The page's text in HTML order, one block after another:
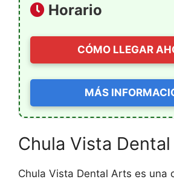
Horario
CÓMO LLEGAR
MÁS
Chula Vista
Chula Vista Dental Arts es una